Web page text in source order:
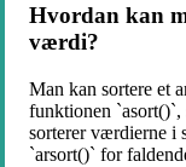
Hvordan kan
værdi?
Man kan sortere et
funktionen
sorterer værdierne i
`arsort()` for